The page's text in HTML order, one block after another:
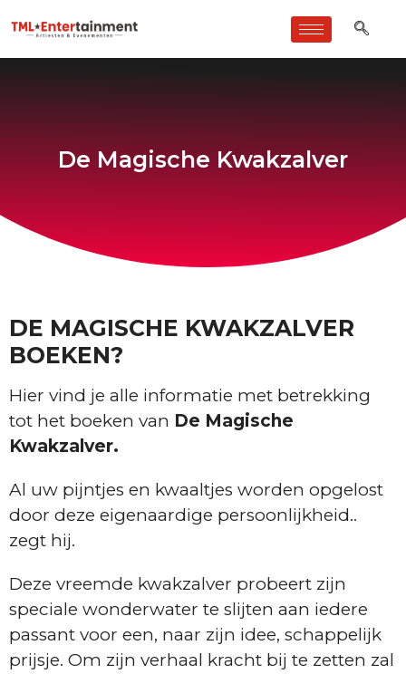
De Magische Kwakzalver
DE MAGISCHE KWAKZALVER
BOEKEN?
Hier vind je alle informatie met betrekking
tot het boeken van De Magische
Kwakzalver.
Al uw pijntjes en kwaaltjes worden opgelost
door deze eigenaardige persoonlijkheid..
zegt hij.
Deze vreemde kwakzalver probeert zijn
speciale wonderwater te slijten aan iedere
passant voor een, naar zijn idee, schappelijk
prijsje. Om zijn verhaal kracht bij te zetten zal